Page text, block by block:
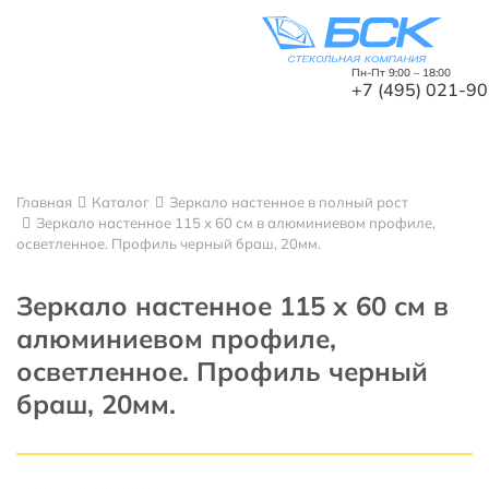
Пн-Пт 9:00 – 18:00
+7 (495) 021-
Главная Каталог
Зеркало настенное в полный рост
Зеркало настенное 115 х 60 см в алюминиевом профиле,
осветленное. Профиль черный браш, 20мм.
Зеркало настенное 115 х 60 см в
алюминиевом профиле,
осветленное. Профиль черный
браш, 20мм.
Каталог
Виды обработки
Стекло
Стеклянные перегородки
Стеклянные двери
Душевые кабины